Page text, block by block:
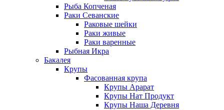
Рыба Копченая
Раки Севанские
Раковые шейки
Раки живые
Раки варенные
Рыбная Икра
Бакалея
Крупы
Фасованная крупа
Крупы Арарат
Крупы Нат Продукт
Крупы Наша Деревня